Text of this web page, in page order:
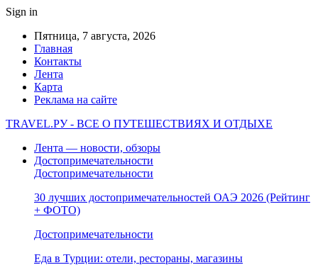
Sign in
Пятница, 7 августа, 2026
Главная
Контакты
Лента
Карта
Реклама на сайте
TRAVEL.РУ - ВСЕ О ПУТЕШЕСТВИЯХ И ОТДЫХЕ
Лента — новости, обзоры
Достопримечательности
Достопримечательности
30 лучших достопримечательностей ОАЭ 2026 (Рейтинг
+ ФОТО)
Достопримечательности
Еда в Турции: отели, рестораны, магазины